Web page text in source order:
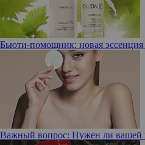
Бьюти-помощник: новая эссенция
Важный вопрос: Нужен ли вашей